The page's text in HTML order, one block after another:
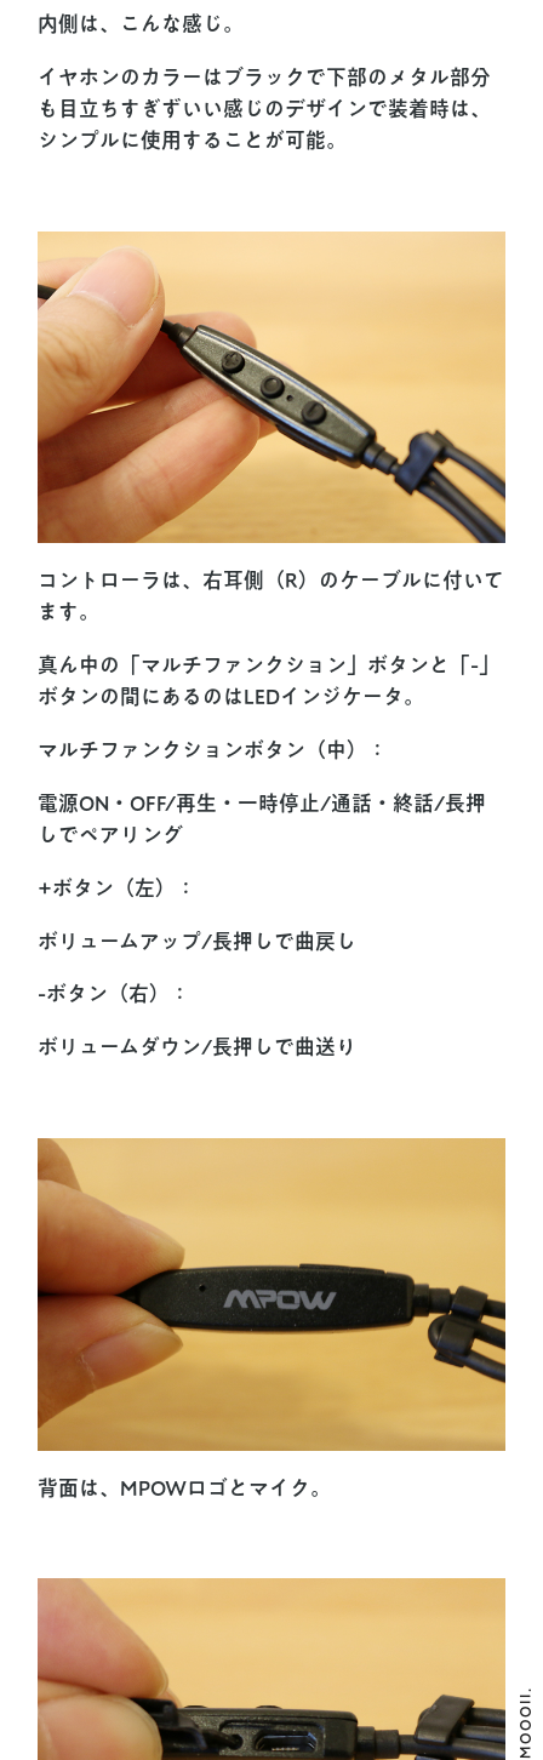
内側は、こんな感じ。
イヤホンのカラーはブラックで下部のメタル部分
も目立ちすぎずいい感じのデザインで装着時は、
シンプルに使用することが可能。
コントローラは、右耳側（R）のケーブルに付いて
ます。
真ん中の「マルチファンクション」ボタンと「-」
ボタンの間にあるのはLEDインジケータ。
マルチファンクションボタン（中）：
電源ON・OFF/再生・一時停止/通話・終話/長押
しでペアリング
+ボタン（左）：
ボリュームアップ/長押しで曲戻し
-ボタン（右）：
ボリュームダウン/長押しで曲送り
背面は、MPOWロゴとマイク。